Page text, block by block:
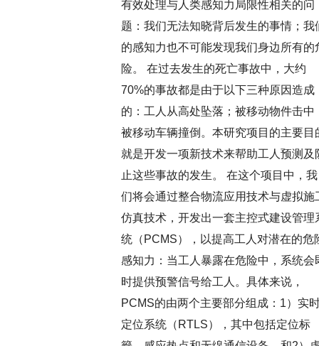
有效处理与人类感知力局限性相关的问
题：我们无法知晓背后发生的事情；我
的感知力也不可能发现我们身边所有的
险。 在过去发生的死亡事故中，大约
70%的事故都是由于以下三种原因造成
的：工人从高处坠落；被移动物件击中
被移动车辆撞倒。本研究项目的主要目
就是开发一项新技术来帮助工人预测及
止这些事故的发生。 在这个项目中，我
们将会通过整合物流应用技术与虚拟施
仿真技术，开发出一套主控式建设管理
统（PCMS），以提高工人对潜在的危
感知力：当工人暴露在危险中，系统会
时提供预警信号给工人。具体来说，
PCMS的由两个主要部分组成：1）实
定位系统（RTLS），其中包括定位标